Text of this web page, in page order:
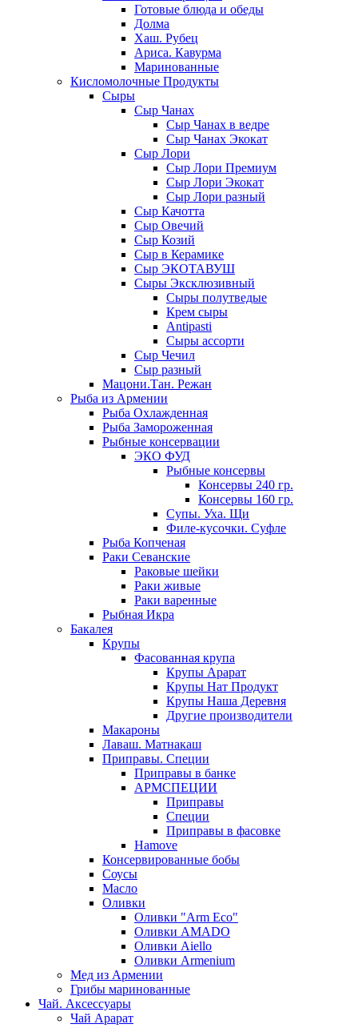
Готовые блюда и обеды
Долма
Хаш. Рубец
Ариса. Кавурма
Маринованные
Кисломолочные Продукты
Сыры
Сыр Чанах
Сыр Чанах в ведре
Сыр Чанах Экокат
Сыр Лори
Сыр Лори Премиум
Сыр Лори Экокат
Сыр Лори разный
Сыр Качотта
Сыр Овечий
Сыр Козий
Сыр в Керамике
Сыр ЭКОТАВУШ
Сыры Эксклюзивный
Сыры полутведые
Крем сыры
Antipasti
Сыры ассорти
Сыр Чечил
Сыр разный
Мацони.Тан. Режан
Рыба из Армении
Рыба Охлажденная
Рыба Замороженная
Рыбные консервации
ЭКО ФУД
Рыбные консервы
Консервы 240 гр.
Консервы 160 гр.
Супы. Уха. Щи
Филе-кусочки. Суфле
Рыба Копченая
Раки Севанские
Раковые шейки
Раки живые
Раки варенные
Рыбная Икра
Бакалея
Крупы
Фасованная крупа
Крупы Арарат
Крупы Нат Продукт
Крупы Наша Деревня
Другие производители
Макароны
Лаваш. Матнакаш
Приправы. Специи
Приправы в банке
АРМСПЕЦИИ
Приправы
Специи
Приправы в фасовке
Hamove
Консервированные бобы
Соусы
Масло
Оливки
Оливки "Arm Eco"
Оливки AMADO
Оливки Aiello
Оливки Armenium
Мед из Армении
Грибы маринованные
Чай. Аксессуары
Чай Арарат